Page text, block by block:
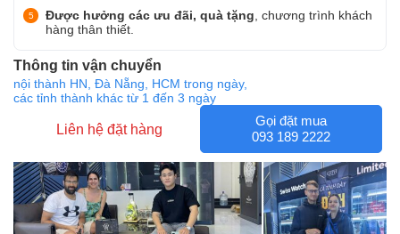
Được hưởng các ưu đãi, quà tặng , chương trình khách
hàng thân thiết.
Thông tin vận chuyển
nội thành HN, Đà Nẵng, HCM trong ngày,
các tỉnh thành khác từ 1 đến 3 ngày
Liên hệ đặt hàng
Gọi đặt mua
093 189 2222